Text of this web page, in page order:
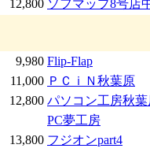
12,800 ソフマップ8号店
9,980 Flip-Flap
11,000 ＰＣｉＮ秋葉原
12,800 パソコン工房秋
PC夢工房
13,800 フジオンpart4